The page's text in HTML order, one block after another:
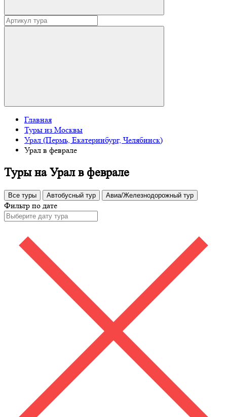
Главная
Туры из Москвы
Урал (Пермь, Екатеринбург, Челябинск)
Урал в феврале
Туры на Урал в феврале
Все туры Автобусный тур Авиа/Железнодорожный тур
Фильтр по дате